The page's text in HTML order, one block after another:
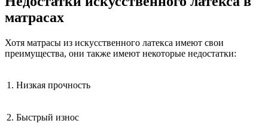
матрасах
Хотя матрасы из искусственного латекса имеют свои
преимущества, они также имеют некоторые недостатки:
1. Низкая прочность
2. Быстрый износ